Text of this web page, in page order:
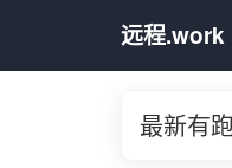
远程.work
最新有